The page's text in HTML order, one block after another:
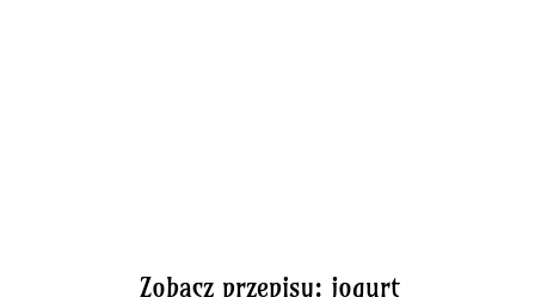
Zobacz przepisy: jogurt